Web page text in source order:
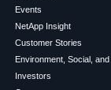
Events
NetApp Insight
Customer Stories
Environment, Social,
Investors